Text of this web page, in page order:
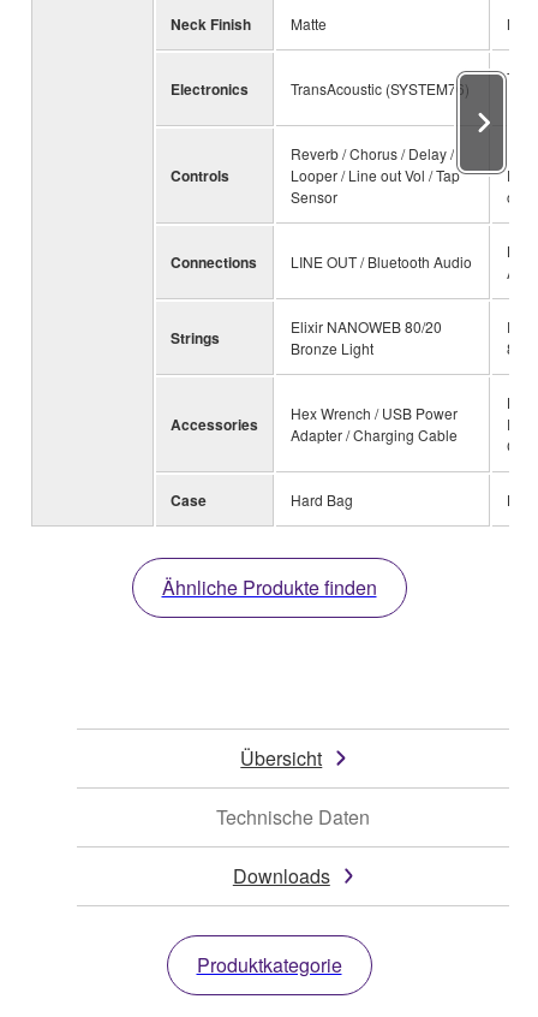
Neck Finish Matte
Electronics TransAcoustic (SYSTEM76)
Controls
Reverb / Chorus / Delay /
Looper / Line out Vol / Tap
Sensor
out
Connections LINE OUT / Bluetooth Audio
Strings
Elixir NANOWEB 80/20
Bronze Light
80/
Accessories
Hex Wrench / USB Power
Adapter / Charging Cable
Hex
Case Hard Bag
Ähnliche Produkte finden
Übersicht
Technische Daten
Downloads
Produktkategorie